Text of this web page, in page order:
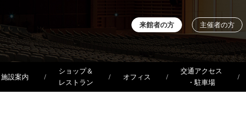
来館者の方 主催者の方
施設案内
ショップ＆
レストラン
オフィス
交通アクセス
・駐車場